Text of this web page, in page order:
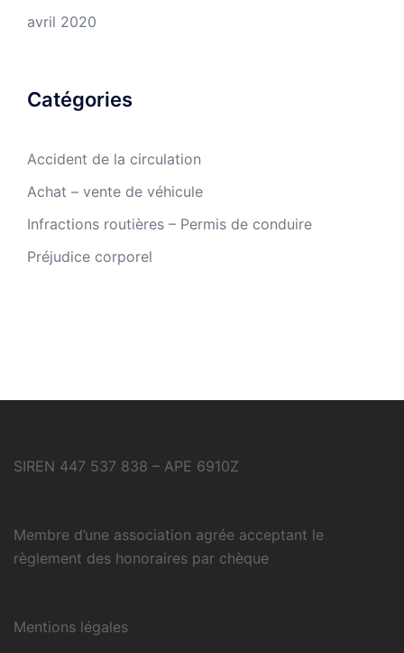
avril 2020
Catégories
Accident de la circulation
Achat – vente de véhicule
Infractions routières – Permis de conduire
Préjudice corporel
SIREN 447 537 838 – APE 6910Z
Membre d’une association agrée acceptant le
règlement des honoraires par chèque
Mentions légales